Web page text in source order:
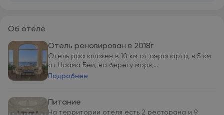
Об отеле
Отель реновирован в 2018г
Отель расположен в 10 км от аэропорта, в 5 км
от Наама Бей, на берегу моря,...
Подробнее
Питание
На территории отеля есть 2 ресторана и 9